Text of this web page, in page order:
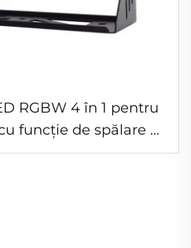
RGBW 4 în 1 pentru
funcție de spălare a
LED etanș, pentru